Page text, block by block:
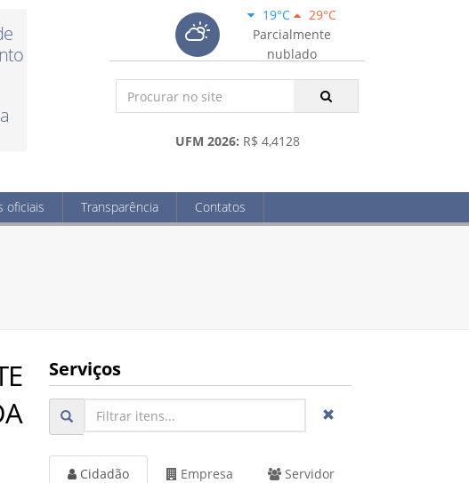
19°C
29°C
Parcialmente
nublado
UFM 2026: R$ 4,4128
oficiais Transparência Contatos
Serviços
Cidadão Empresa Servidor